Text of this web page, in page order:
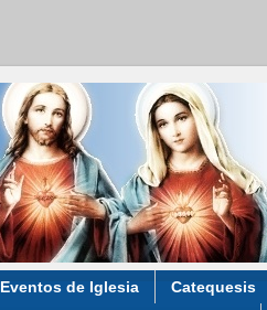
Eventos de Iglesia Catequesis